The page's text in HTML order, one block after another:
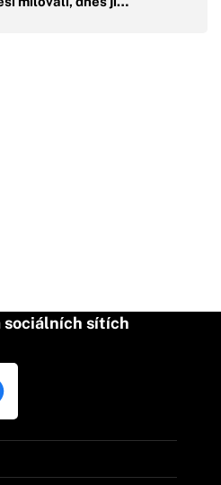
sociálních sítích